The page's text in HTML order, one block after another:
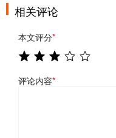
相关评论
本文评分*
评论内容*